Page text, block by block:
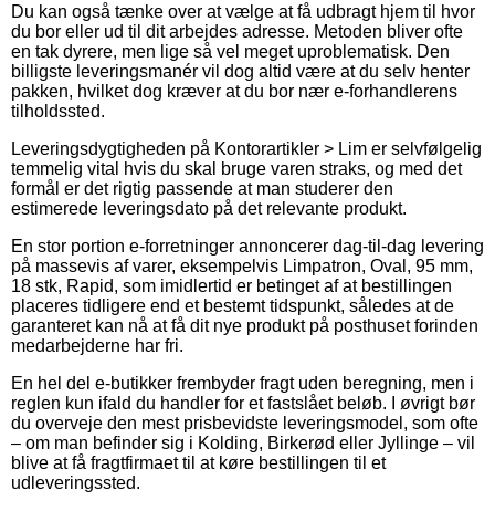
Du kan også tænke over at vælge at få udbragt hjem til hvor
du bor eller ud til dit arbejdes adresse. Metoden bliver ofte
en tak dyrere, men lige så vel meget uproblematisk. Den
billigste leveringsmanér vil dog altid være at du selv henter
pakken, hvilket dog kræver at du bor nær e-forhandlerens
tilholdssted.
Leveringsdygtigheden på Kontorartikler > Lim er selvfølgelig
temmelig vital hvis du skal bruge varen straks, og med det
formål er det rigtig passende at man studerer den
estimerede leveringsdato på det relevante produkt.
En stor portion e-forretninger annoncerer dag-til-dag levering
på massevis af varer, eksempelvis Limpatron, Oval, 95 mm,
18 stk, Rapid, som imidlertid er betinget af at bestillingen
placeres tidligere end et bestemt tidspunkt, således at de
garanteret kan nå at få dit nye produkt på posthuset forinden
medarbejderne har fri.
En hel del e-butikker frembyder fragt uden beregning, men i
reglen kun ifald du handler for et fastslået beløb. I øvrigt bør
du overveje den mest prisbevidste leveringsmodel, som ofte
– om man befinder sig i Kolding, Birkerød eller Jyllinge – vil
blive at få fragtfirmaet til at køre bestillingen til et
udleveringssted.